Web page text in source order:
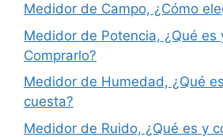
Medidor de Campo, ¿Cómo
Medidor de Potencia, ¿Qué es
Comprarlo?
Medidor de Humedad, ¿Qué
cuesta?
Medidor de Ruido, ¿Qué es y